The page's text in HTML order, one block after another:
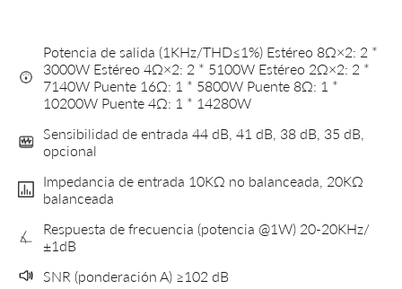
Potencia de salida (1KHz/THD≤1%) Estéreo 8Ω×2: 2 *
3000W Estéreo 4Ω×2: 2 * 5100W Estéreo 2Ω×2: 2 *
7140W Puente 16Ω: 1 * 5800W Puente 8Ω: 1 *
10200W Puente 4Ω: 1 * 14280W
Sensibilidad de entrada 44 dB, 41 dB, 38 dB, 35 dB,
opcional
Impedancia de entrada 10KΩ no balanceada, 20KΩ
balanceada
Respuesta de frecuencia (potencia @1W) 20-20KHz/
±1dB
SNR (ponderación A) ≥102 dB